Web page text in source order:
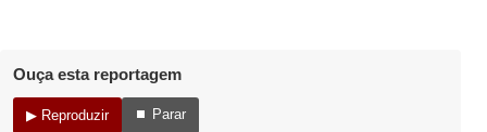
Ouça esta reportagem
▶ Reproduzir ⏹ Parar